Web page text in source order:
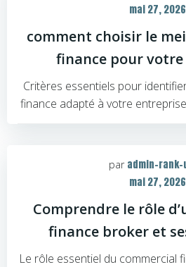
mai 27, 2026
comment choisir le
finance pour
Critères essentiels pour
finance adapté à votre
par admin-rank-
mai 27, 2026
Comprendre le rôle
finance broker et
Le rôle essentiel du commercial